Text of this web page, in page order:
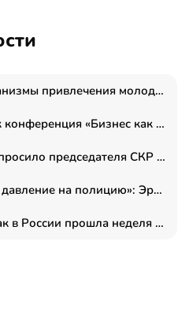
Эксперты обсудили механизмы привлечения молодых специалистов в промышленные города
Переговоры в рамке: как конференция «Бизнес как искусство» переформатирует деловой этикет в стенах ТПП РФ
Руководство «СВОИ» попросило председателя СКР дать правовую оценку обысков в тыловом штабе
«Незаконные приказы и давление на полицию»: Эрнеста Султанова задержали у посольства Израиля во время одиночного пикета
Тихая война за семью: как в России прошла неделя правовой помощи